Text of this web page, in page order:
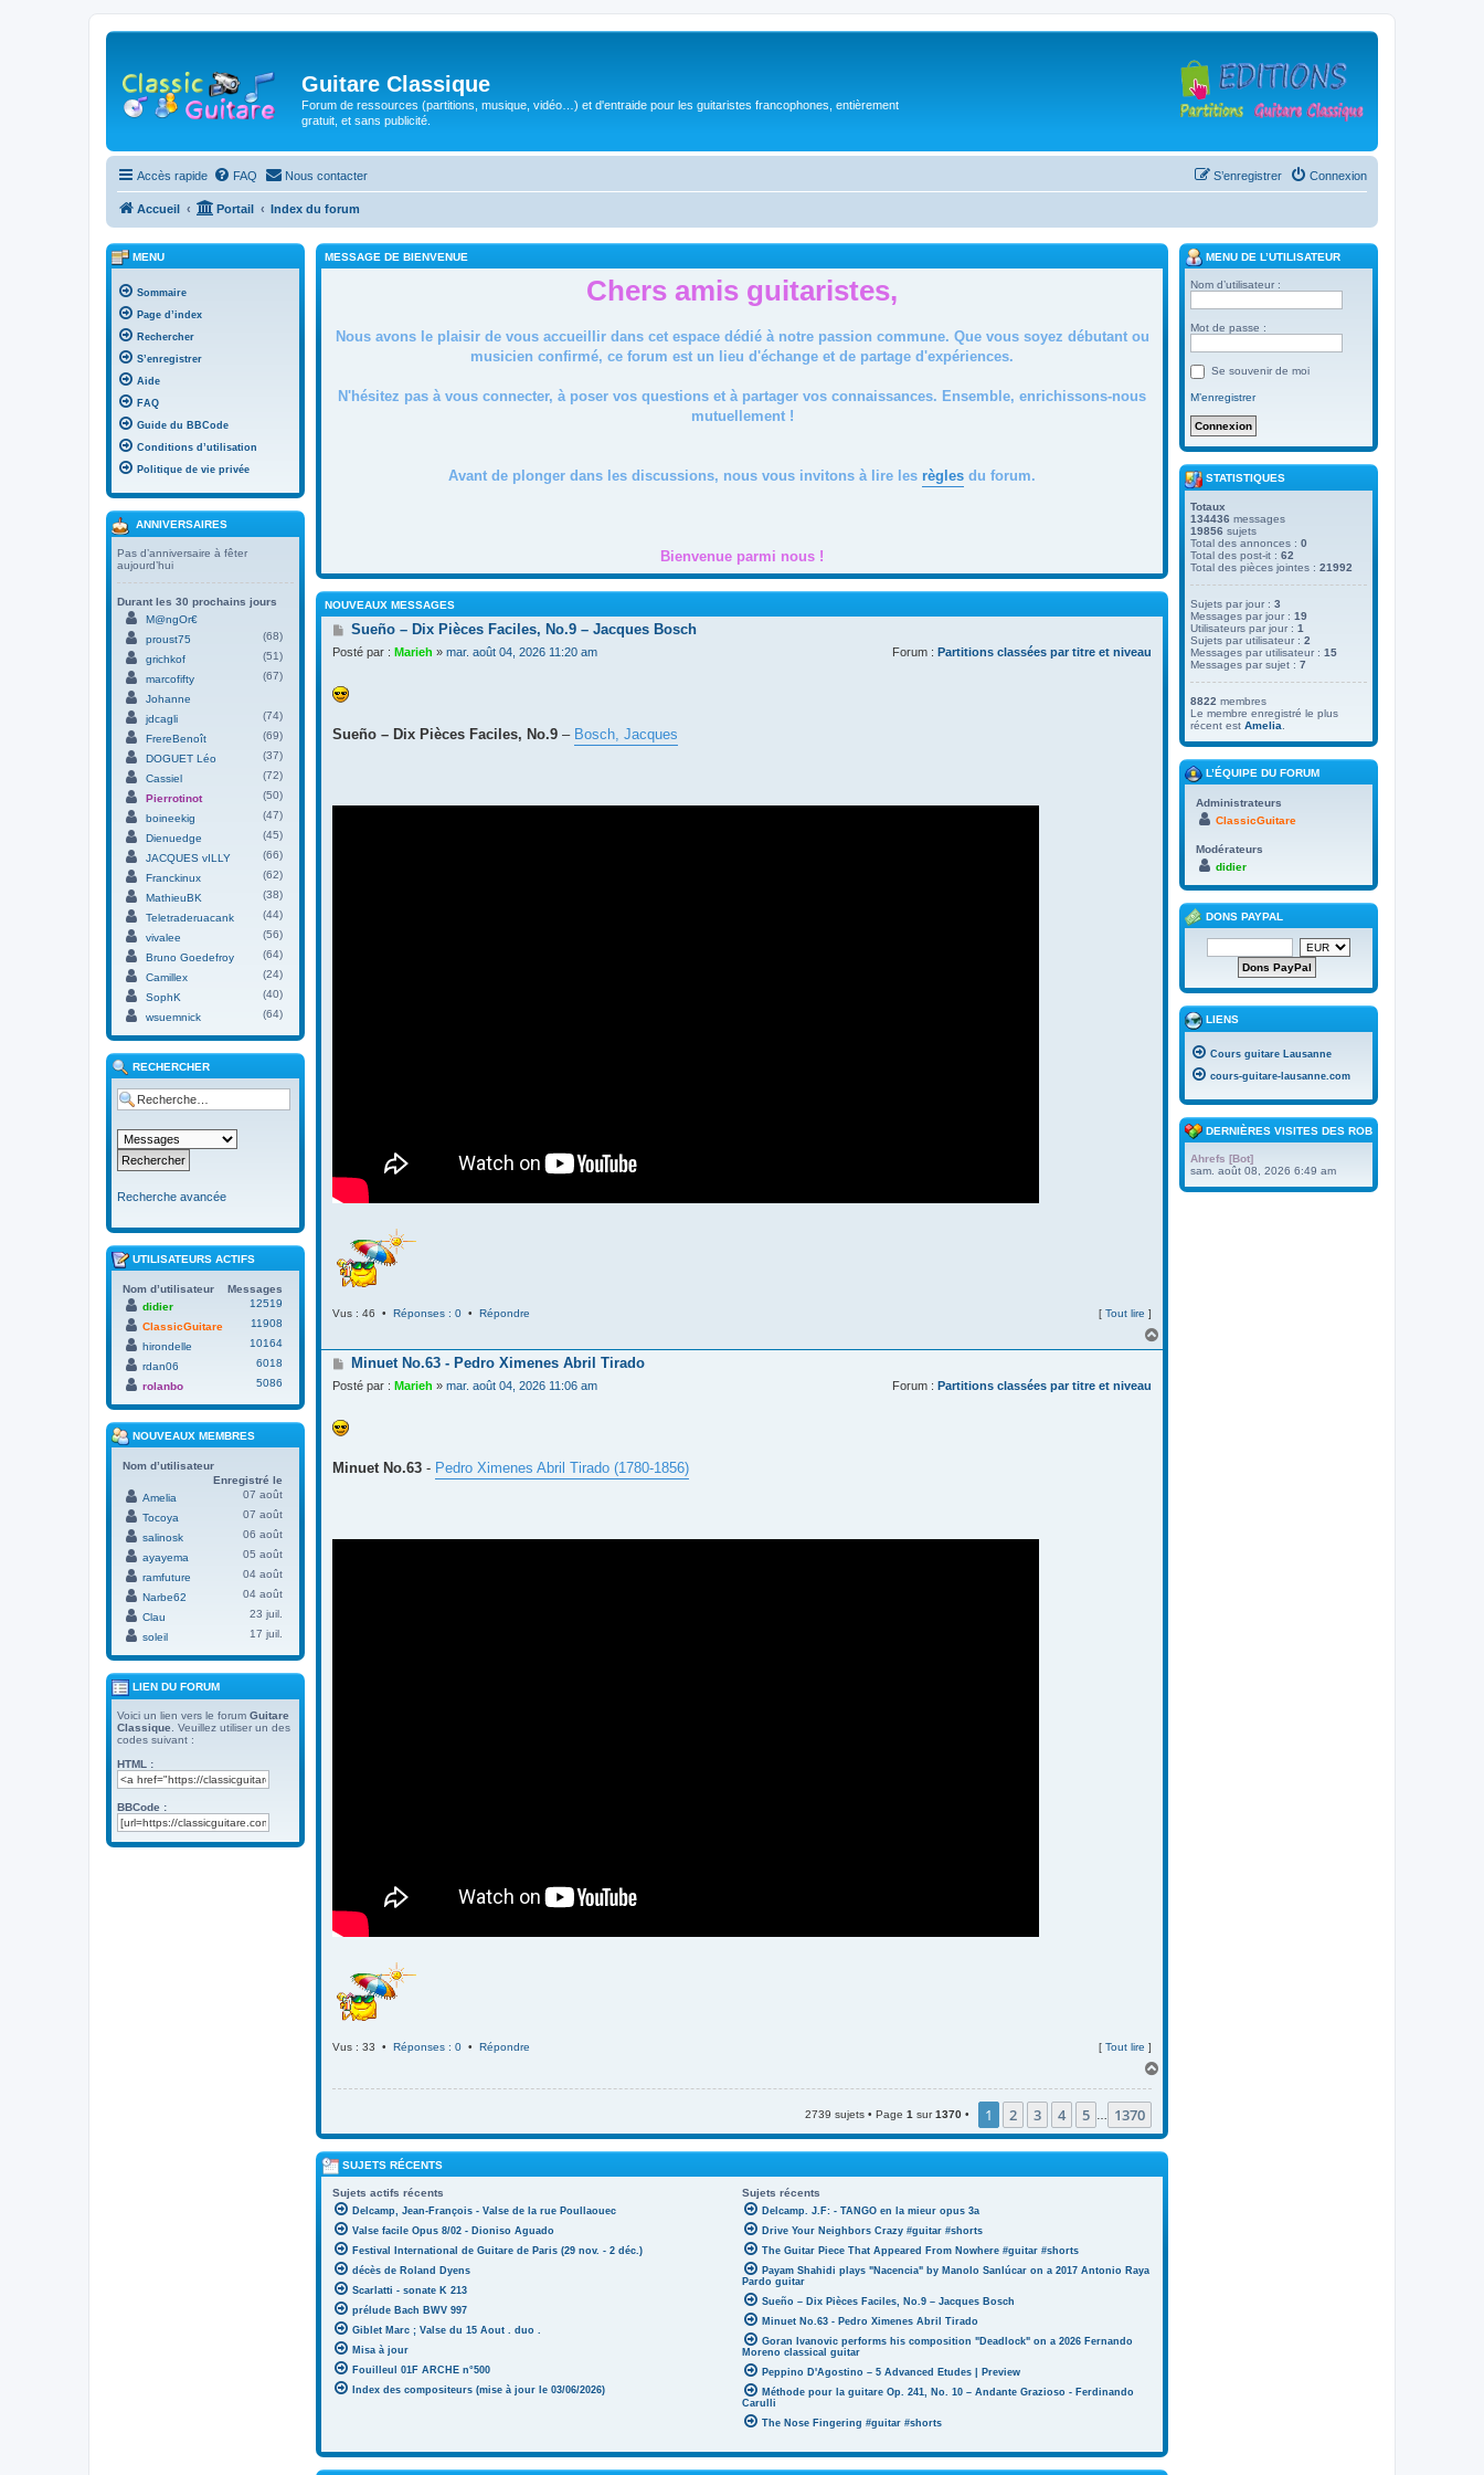
Guitare Classique
Forum de ressources (partitions, musique, vidéo…) et d'entraide pour les guitaristes francophones, entièrement
gratuit, et sans publicité.
Accès rapide FAQ Nous contacter Connexion
S’enregistrer
Accueil Portail Index du forum
MESSAGE DE BIENVENUE
Chers amis guitaristes,
Nous avons le plaisir de vous accueillir dans cet espace dédié à notre passion commune. Que vous soyez débutant ou
musicien confirmé, ce forum est un lieu d'échange et de partage d'expériences.
N'hésitez pas à vous connecter, à poser vos questions et à partager vos connaissances. Ensemble, enrichissons-nous
mutuellement !
Avant de plonger dans les discussions, nous vous invitons à lire les règles du forum.
Bienvenue parmi nous !
NOUVEAUX MESSAGES
M
s
a
g
Sueño – Dix Pièces Faciles, No.9 – Jacques Bosch
Posté par : Marieh » mar. août 04, 2026 11:20 am Forum : Partitions classées par titre et niveau
Sueño – Dix Pièces Faciles, No.9 – Bosch, Jacques
Vus : 46 • Réponses : 0 • Répondre [ Tout lire ]
a
M
s
a
g
Minuet No.63 - Pedro Ximenes Abril Tirado
Posté par : Marieh » mar. août 04, 2026 11:06 am Forum : Partitions classées par titre et niveau
Minuet No.63 - Pedro Ximenes Abril Tirado (1780-1856)
Vus : 33 • Réponses : 0 • Répondre [ Tout lire ]
2739 sujets • Page 1 sur1370 • 1 2 3 4 5 1370
SUJETS RÉCENTS
Sujets actifs récents Sujets récents
Delcamp, Jean-François - Valse de la rue Poullaouec
Valse facile Opus 8/02 - Dioniso Aguado
Festival International de Guitare de Paris (29 nov. - 2 déc.)
décès de Roland Dyens
Scarlatti - sonate K 213
prélude Bach BWV 997
Giblet Marc ; Valse du 15 Aout . duo .
Misa à jour
Fouilleul 01F ARCHE n°500
Index des compositeurs (mise à jour le 03/06/2026)
Delcamp. J.F: - TANGO en la mieur opus 3a
Drive Your Neighbors Crazy #guitar #shorts
The Guitar Piece That Appeared From Nowhere #guitar #shorts
Payam Shahidi plays "Nacencia" by Manolo Sanlúcar on a 2017 Antonio Raya
Pardo guitar
Sueño – Dix Pièces Faciles, No.9 – Jacques Bosch
Minuet No.63 - Pedro Ximenes Abril Tirado
Goran Ivanovic performs his composition "Deadlock" on a 2026 Fernando
Moreno classical guitar
Peppino D'Agostino – 5 Advanced Etudes | Preview
Méthode pour la guitare Op. 241, No. 10 – Andante Grazioso - Ferdinando
Carulli
The Nose Fingering #guitar #shorts
MENU
Sommaire
Page d’index
Rechercher
S’enregistrer
Aide
FAQ
Guide du BBCode
Conditions d’utilisation
Politique de vie privée
ANNIVERSAIRES
Pas d’anniversaire à fêter
aujourd’hui
Durant les 30 prochains jours
M@ngOr€
proust75
(68)
grichkof
(51)
marcofifty
(67)
Johanne
jdcagli
(74)
FrereBenoît
(69)
DOGUET Léo
(37)
Cassiel
(72)
Pierrotinot
(50)
boineekig
(47)
Dienuedge
(45)
JACQUES vILLY
(66)
Franckinux
(62)
MathieuBK
(38)
Teletraderuacank
(44)
vivalee
(56)
Bruno Goedefroy
(64)
Camillex
(24)
SophK
(40)
wsuemnick
(64)
RECHERCHER
Recherche avancée
UTILISATEURS ACTIFS
Nom d’utilisateur
Messages
didier
12519
ClassicGuitare
11908
hirondelle
10164
rdan06
6018
rolanbo
5086
NOUVEAUX MEMBRES
Nom d’utilisateur
Enregistré le
Amelia
07 août
Tocoya
07 août
salinosk
06 août
ayayema
05 août
ramfuture
04 août
Narbe62
04 août
Clau
23 juil.
soleil
17 juil.
LIEN DU FORUM
Voici un lien vers le forum Guitare
Classique . Veuillez utiliser un des
codes suivant :
HTML :
BBCode :
MENU DE L’UTILISATEUR
Nom d’utilisateur :
Mot de passe :
Se souvenir de moi
M’enregistrer
STATISTIQUES
Totaux
134436 messages
19856 sujets
Total des annonces : 0
Total des post-it : 62
Total des pièces jointes : 21992
Sujets par jour : 3
Messages par jour : 19
Utilisateurs par jour : 1
Sujets par utilisateur : 2
Messages par utilisateur : 15
Messages par sujet : 7
8822 membres
Le membre enregistré le plus
récent est Amelia
L’ÉQUIPE DU FORUM
Administrateurs
ClassicGuitare
Modérateurs
didier
DONS PAYPAL
LIENS
Cours guitare Lausanne
cours-guitare-lausanne.com
DERNIÈRES VISITES DES ROBOTS
Ahrefs [Bot]
sam. août 08, 2026 6:49 am